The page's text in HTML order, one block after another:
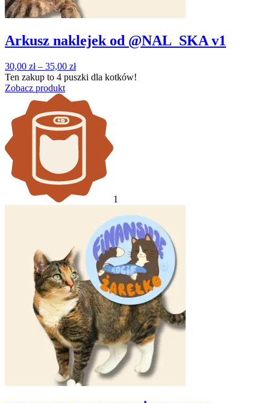
Arkusz naklejek od @NAL_SKA v1
30,00 zł – 35,00 złZakres
cen:
30,00 zł
35,00 zł
Ten zakup to 4 puszki dla kotków!
Zobacz produkt
1